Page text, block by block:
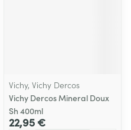
Vichy, Vichy Dercos
Vichy Dercos Mineral Doux
Sh 400ml
22,95 €